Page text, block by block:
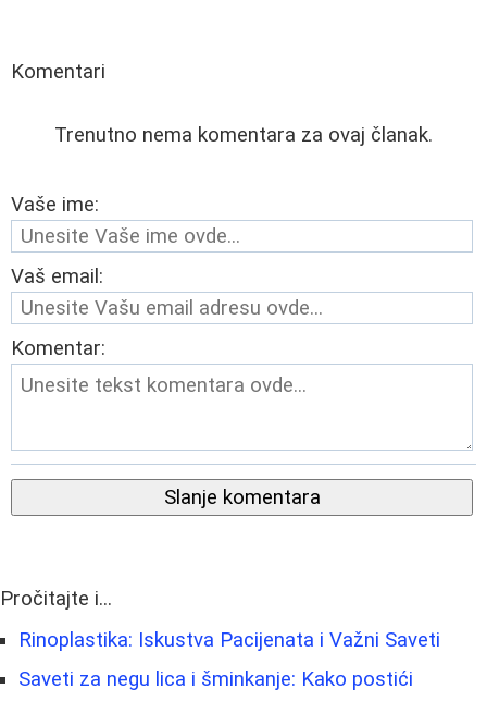
Komentari
Trenutno nema komentara za ovaj članak.
Vaše ime:
Vaš email:
Komentar:
Slanje komentara
Pročitajte i...
Rinoplastika: Iskustva Pacijenata i Važni Saveti
Saveti za negu lica i šminkanje: Kako postići